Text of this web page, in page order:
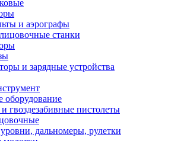
и аэрографы
станки
и зарядные устройства
оборудование
гвоздезабивные пистолеты
дальномеры, рулетки